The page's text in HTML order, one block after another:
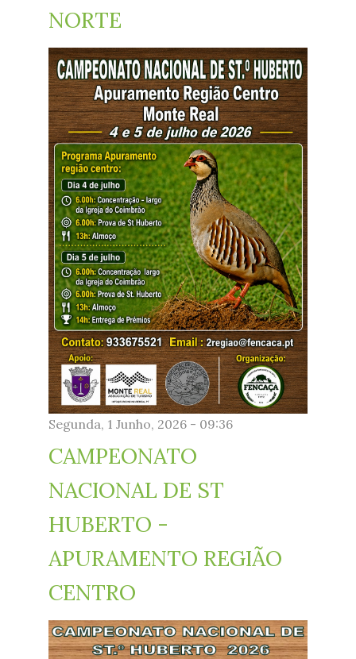
NORTE
cartaz_monte_real1.jpg
Segunda, 1 Junho, 2026 - 09:36
CAMPEONATO
NACIONAL DE ST
HUBERTO -
APURAMENTO REGIÃO
CENTRO